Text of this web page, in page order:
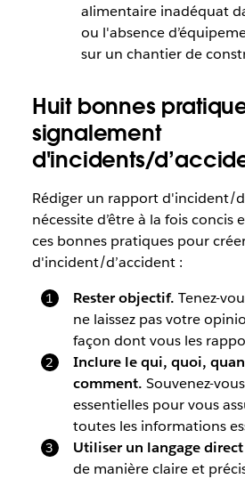
alimentaire inadéquat
ou l'absence
sur un chantier de
Huit bonnes
signalement
d'incidents/
Rédiger un rapport d'incident/
nécessite d’être à la fois concis
ces bonnes pratiques pour
d'incident/d’accident :
Rester objectif. Tenez-
ne laissez pas votre
façon dont vous les
Inclure le qui, quoi,
comment. Souvenez-
essentielles pour vous
toutes les informations
Utiliser un langage
de manière claire et